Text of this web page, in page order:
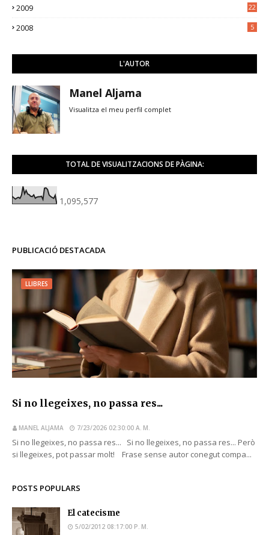
2009 22
2008 5
L'AUTOR
Manel Aljama
Visualitza el meu perfil complet
TOTAL DE VISUALITZACIONS DE PÀGINA:
1,095,577
PUBLICACIÓ DESTACADA
LLIBRES
Si no llegeixes, no passa res...
MANEL ALJAMA 7/23/2026 02:30:00 A. M.
Si no llegeixes, no passa res... Si no llegeixes, no passa res... Però
si llegeixes, pot passar molt! Frase sense autor conegut compa...
POSTS POPULARS
El catecisme
5/02/2012 08:17:00 P. M.